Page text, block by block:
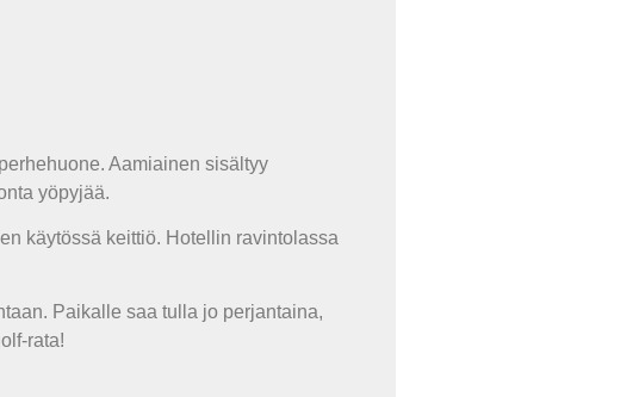
Aamiainen sisältyy
yöpyjää.
käytössä keittiö. Hotellin ravintolassa
Paikalle saa tulla jo perjantaina,
rata!